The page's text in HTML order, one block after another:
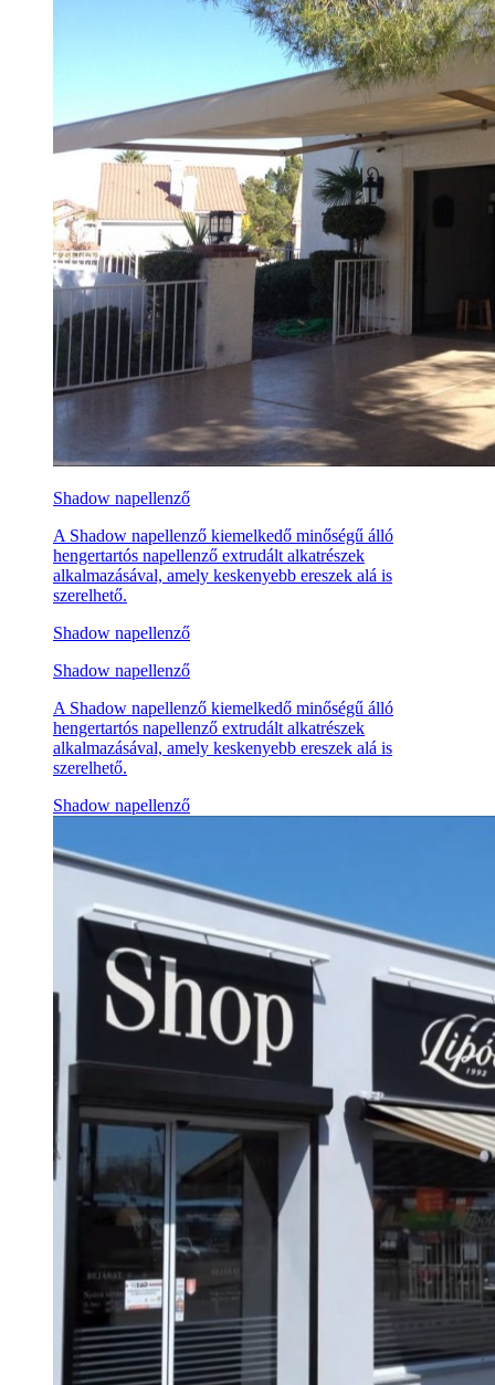
Shadow napellenző
A Shadow napellenző kiemelkedő minőségű álló
hengertartós napellenző extrudált alkatrészek
alkalmazásával, amely keskenyebb ereszek alá is
szerelhető.
Shadow napellenző
Shadow napellenző
A Shadow napellenző kiemelkedő minőségű álló
hengertartós napellenző extrudált alkatrészek
alkalmazásával, amely keskenyebb ereszek alá is
szerelhető.
Shadow napellenző